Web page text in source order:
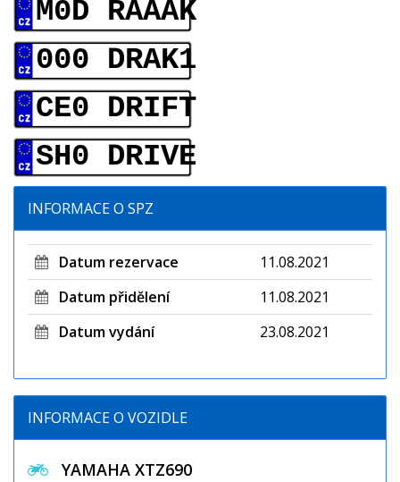
M0D RAAAK
000 DRAK1
CE0 DRIFT
SH0 DRIVE
INFORMACE O SPZ
Datum rezervace
11.08.2021
Datum přidělení
11.08.2021
Datum vydání
23.08.2021
INFORMACE O VOZIDLE
YAMAHA XTZ690